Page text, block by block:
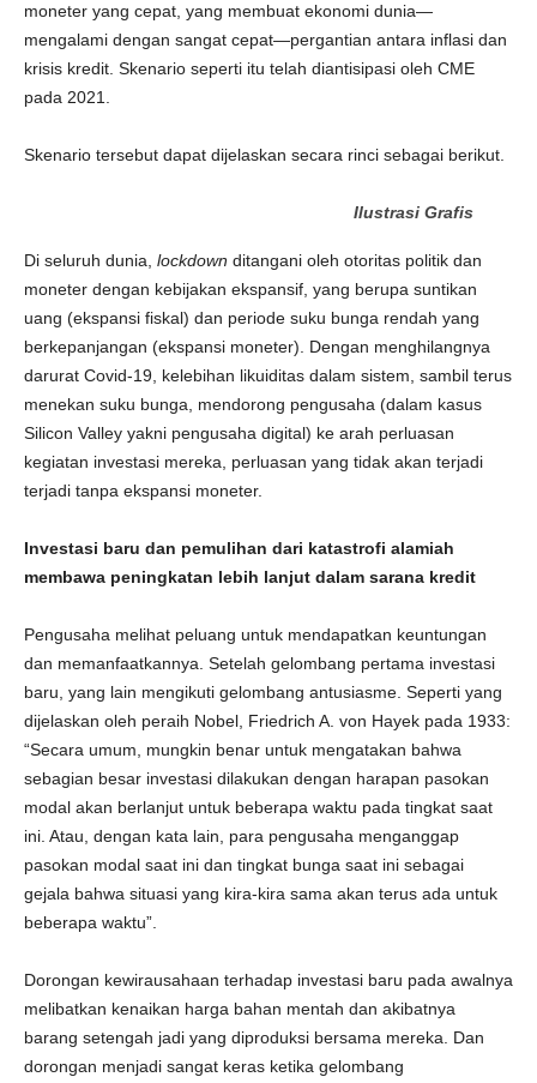
moneter yang cepat, yang membuat ekonomi dunia—
mengalami dengan sangat cepat—pergantian antara inflasi dan
krisis kredit. Skenario seperti itu telah diantisipasi oleh CME
pada 2021.
Skenario tersebut dapat dijelaskan secara rinci sebagai berikut.
Ilustrasi Grafis
Di seluruh dunia, lockdown ditangani oleh otoritas politik dan
moneter dengan kebijakan ekspansif, yang berupa suntikan
uang (ekspansi fiskal) dan periode suku bunga rendah yang
berkepanjangan (ekspansi moneter). Dengan menghilangnya
darurat Covid-19, kelebihan likuiditas dalam sistem, sambil terus
menekan suku bunga, mendorong pengusaha (dalam kasus
Silicon Valley yakni pengusaha digital) ke arah perluasan
kegiatan investasi mereka, perluasan yang tidak akan terjadi
terjadi tanpa ekspansi moneter.
Investasi baru dan pemulihan dari katastrofi alamiah
membawa peningkatan lebih lanjut dalam sarana kredit
Pengusaha melihat peluang untuk mendapatkan keuntungan
dan memanfaatkannya. Setelah gelombang pertama investasi
baru, yang lain mengikuti gelombang antusiasme. Seperti yang
dijelaskan oleh peraih Nobel, Friedrich A. von Hayek pada 1933:
“Secara umum, mungkin benar untuk mengatakan bahwa
sebagian besar investasi dilakukan dengan harapan pasokan
modal akan berlanjut untuk beberapa waktu pada tingkat saat
ini. Atau, dengan kata lain, para pengusaha menganggap
pasokan modal saat ini dan tingkat bunga saat ini sebagai
gejala bahwa situasi yang kira-kira sama akan terus ada untuk
beberapa waktu”.
Dorongan kewirausahaan terhadap investasi baru pada awalnya
melibatkan kenaikan harga bahan mentah dan akibatnya
barang setengah jadi yang diproduksi bersama mereka. Dan
dorongan menjadi sangat keras ketika gelombang